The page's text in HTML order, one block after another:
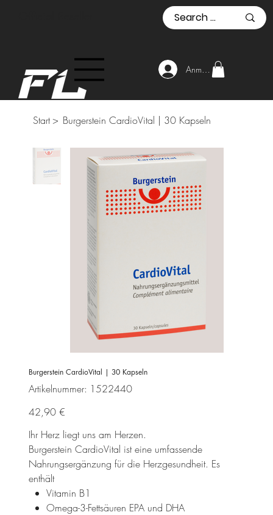
Anmelden
Start > Burgerstein CardioVital | 30 Kapseln
Burgerstein CardioVital | 30 Kapseln
Artikelnummer:
Artikelnummer:
1522440
1522440
Preis
42,90 €
Ihr Herz liegt uns am Herzen.
Burgerstein CardioVital ist eine umfassende
Nahrungsergänzung für die Herzgesundheit. Es
enthält
Vitamin B1
Omega-3-Fettsäuren EPA und DHA